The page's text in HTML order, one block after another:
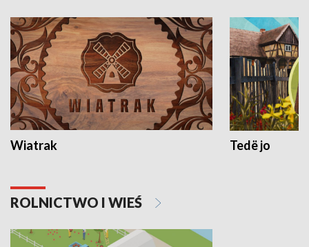
Wiatrak Tedë jo
ROLNICTWO I WIEŚ